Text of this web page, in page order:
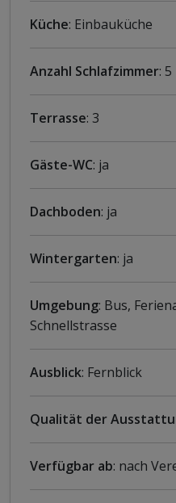
Küche: Einbauküche
Anzahl Schlafzimmer: 5
Terrasse: 3
Gäste-WC: ja
Dachboden: ja
Wintergarten: ja
Umgebung: Bus,
Schnellstrasse
Ausblick: Fernblick
Qualität der
Verfügbar ab: nach